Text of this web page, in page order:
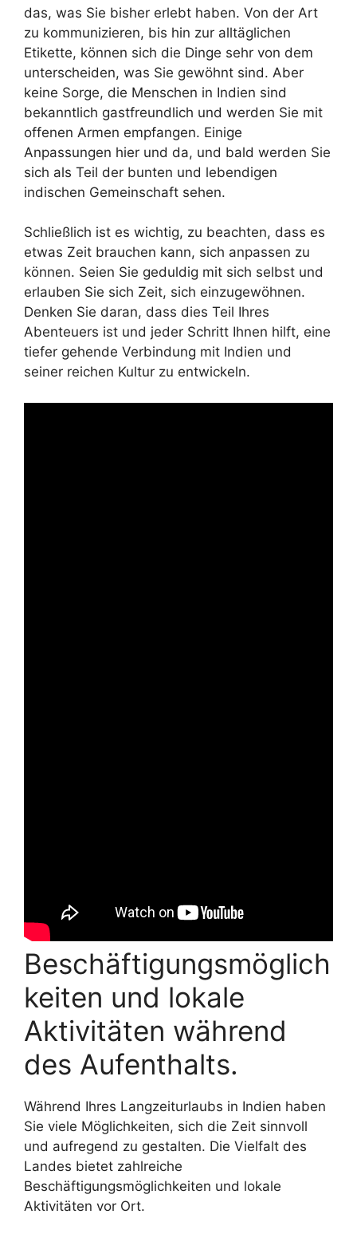
das, was Sie bisher erlebt haben. Von der Art
zu kommunizieren, bis hin zur alltäglichen
Etikette, können sich die Dinge sehr von dem
unterscheiden, was Sie gewöhnt sind. Aber
keine Sorge, die Menschen in Indien sind
bekanntlich gastfreundlich und werden Sie mit
offenen Armen empfangen. Einige
Anpassungen hier und da, und bald werden Sie
sich als Teil der bunten und lebendigen
indischen Gemeinschaft sehen.
Schließlich ist es wichtig, zu beachten, dass es
etwas Zeit brauchen kann, sich anpassen zu
können. Seien Sie geduldig mit sich selbst und
erlauben Sie sich Zeit, sich einzugewöhnen.
Denken Sie daran, dass dies Teil Ihres
Abenteuers ist und jeder Schritt Ihnen hilft, eine
tiefer gehende Verbindung mit Indien und
seiner reichen Kultur zu entwickeln.
Beschäftigungsmöglich
keiten und lokale
Aktivitäten während
des Aufenthalts.
Während Ihres Langzeiturlaubs in Indien haben
Sie viele Möglichkeiten, sich die Zeit sinnvoll
und aufregend zu gestalten. Die Vielfalt des
Landes bietet zahlreiche
Beschäftigungsmöglichkeiten und lokale
Aktivitäten vor Ort.